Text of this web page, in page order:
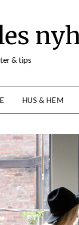
& tips
HUS & HEM